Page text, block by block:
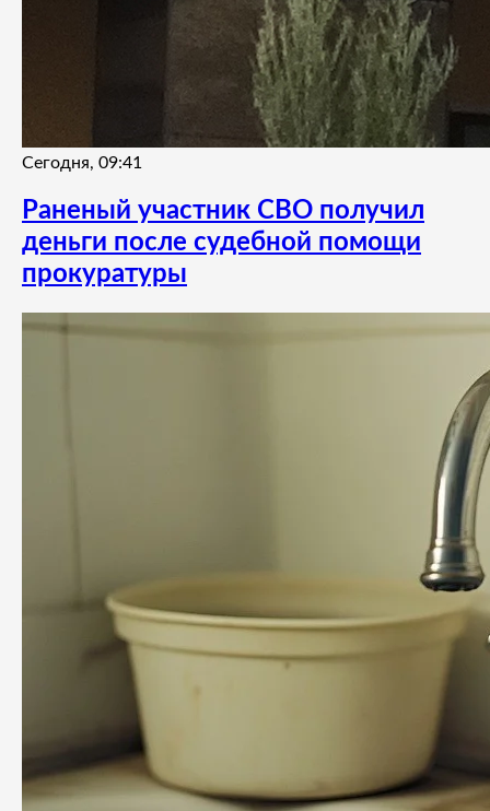
Сегодня, 09:41
Раненый участник СВО получил
деньги после судебной помощи
прокуратуры